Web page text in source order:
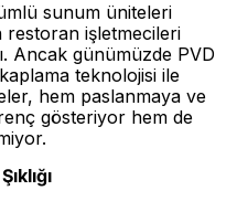
sunum üniteleri
restoran işletmecileri
Ancak günümüzde PVD
teknolojisi ile
hem paslanmaya ve
gösteriyor hem de